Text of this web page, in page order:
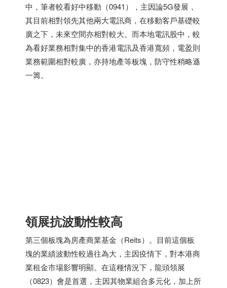
中，筆者較看好中移動（0941），主因論5G發展，
其目前相對領先其他兩大電訊商，在移動客戶基礎較
廣之下，未來空間亦相對較大。而本地電訊股中，較
為看好業務相對集中的香港電訊及香港寬頻，電盈則
業務範圍相對較廣，亦持地產等板塊，防守性稍略遜
一籌。
領展抗波動性較高
第三個板塊為房產商業基金（Reits）。目前這個板
塊的業績波動性較過往為大，主因疫情下，對本港商
業租金市場影響明顯。在這種情況下，龍頭領展
（0823）會是首選，主因其物業組合多元化，加上所